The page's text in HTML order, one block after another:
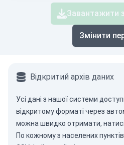
Завантажити
Змінити
Відкритий архів даних
Усі дані з нашої системи
відкритому форматі через
можна швидко отримати,
По кожному з населених